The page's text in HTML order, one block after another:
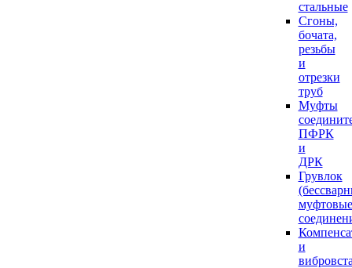
стальные
Сгоны,
бочата,
резьбы
и
отрезки
труб
Муфты
ПФРК
и
ДРК
Грувлок
муфтовые
и